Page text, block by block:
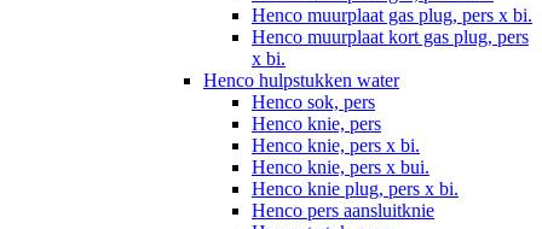
Henco muurplaat gas plug, pers x bi.
Henco muurplaat kort gas plug, pers
x bi.
Henco hulpstukken water
Henco sok, pers
Henco knie, pers
Henco knie, pers x bi.
Henco knie, pers x bui.
Henco knie plug, pers x bi.
Henco pers aansluitknie